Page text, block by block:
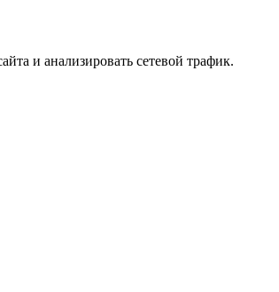
и анализировать сетевой трафик.